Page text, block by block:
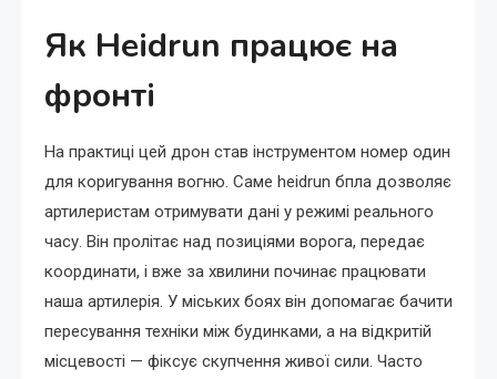
Як Heidrun працює на
фронті
На практиці цей дрон став інструментом номер один
для коригування вогню. Саме heidrun бпла дозволяє
артилеристам отримувати дані у режимі реального
часу. Він пролітає над позиціями ворога, передає
координати, і вже за хвилини починає працювати
наша артилерія. У міських боях він допомагає бачити
пересування техніки між будинками, а на відкритій
місцевості — фіксує скупчення живої сили. Часто